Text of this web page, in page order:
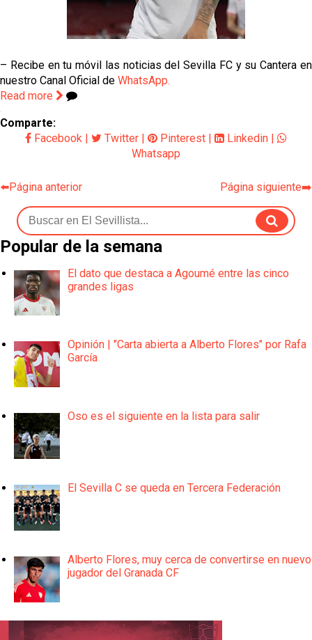
– Recibe en tu móvil las noticias del Sevilla FC y su Cantera en
nuestro Canal Oficial de WhatsApp.
Read more
Comparte:
Facebook
Twitter Pinterest Linkedin
Whatsapp
⬅️Página anterior Página siguiente➡️
Popular de la semana
El dato que destaca a Agoumé entre las cinco
grandes ligas
Opinión | "Carta abierta a Alberto Flores" por Rafa
García
Oso es el siguiente en la lista para salir
El Sevilla C se queda en Tercera Federación
Alberto Flores, muy cerca de convertirse en nuevo
jugador del Granada CF